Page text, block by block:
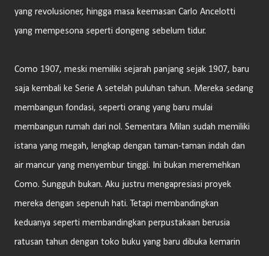
yang revolusioner, hingga masa keemasan Carlo Ancelotti
yang mempesona seperti dongeng sebelum tidur.
Como 1907, meski memiliki sejarah panjang sejak 1907, baru
saja kembali ke Serie A setelah puluhan tahun. Mereka sedang
membangun fondasi, seperti orang yang baru mulai
membangun rumah dari nol. Sementara Milan sudah memiliki
istana yang megah, lengkap dengan taman-taman indah dan
air mancur yang menyembur tinggi. Ini bukan meremehkan
Como. Sungguh bukan. Aku justru mengapresiasi proyek
mereka dengan sepenuh hati. Tetapi membandingkan
keduanya seperti membandingkan perpustakaan berusia
ratusan tahun dengan toko buku yang baru dibuka kemarin